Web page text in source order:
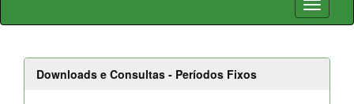
Downloads e Consultas - Períodos Fixos